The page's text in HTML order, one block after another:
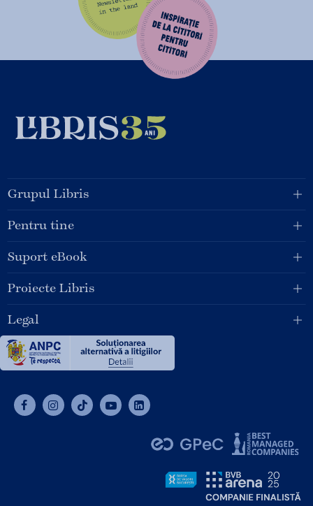
Grupul Libris
Pentru tine
Suport eBook
Proiecte Libris
Legal